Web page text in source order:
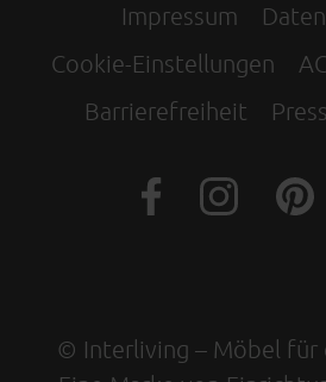
Impressum
Cookie-Einstellungen
Barrierefreiheit
© Interliving – Möbel für